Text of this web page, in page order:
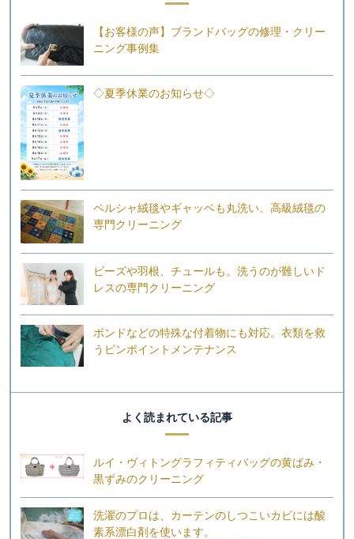
【お客様の声】ブランドバッグの修理・クリー
ニング事例集
◇夏季休業のお知らせ◇
ペルシャ絨毯やギャッベも丸洗い。高級絨毯の
専門クリーニング
ビーズや羽根、チュールも。洗うのが難しいド
レスの専門クリーニング
ボンドなどの特殊な付着物にも対応。衣類を救
うピンポイントメンテナンス
よく読まれている記事
ルイ・ヴィトングラフィティバッグの黄ばみ・
黒ずみのクリーニング
洗濯のプロは、カーテンのしつこいカビには酸
素系漂白剤を使います。